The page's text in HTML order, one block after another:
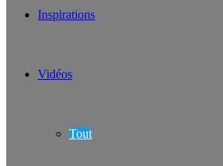
Inspirations
Vidéos
Tout